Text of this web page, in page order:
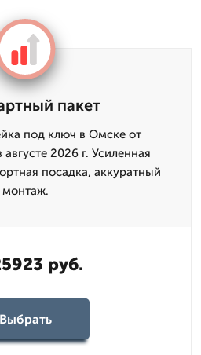
пакет
под ключ в Омске от
2026 г. Усиленная
посадка, аккуратный
монтаж.
руб.
Выбрать